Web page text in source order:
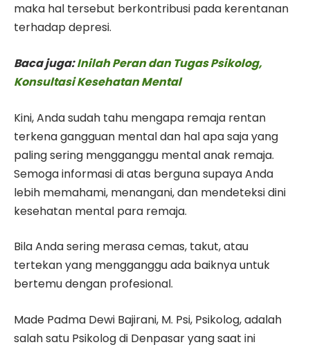
maka hal tersebut berkontribusi pada kerentanan
terhadap depresi.
Baca juga:Inilah Peran dan Tugas Psikolog,
Konsultasi Kesehatan Mental
Kini, Anda sudah tahu mengapa remaja rentan
terkena gangguan mental dan hal apa saja yang
paling sering mengganggu mental anak remaja.
Semoga informasi di atas berguna supaya Anda
lebih memahami, menangani, dan mendeteksi dini
kesehatan mental para remaja.
Bila Anda sering merasa cemas, takut, atau
tertekan yang mengganggu ada baiknya untuk
bertemu dengan profesional.
Made Padma Dewi Bajirani, M. Psi, Psikolog, adalah
salah satu Psikolog di Denpasar yang saat ini